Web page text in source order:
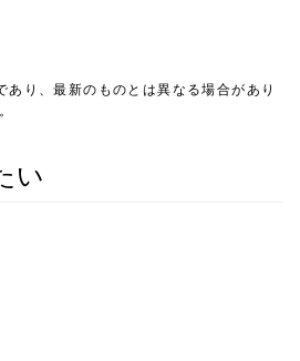
り、最新のものとは異なる場合があり
い